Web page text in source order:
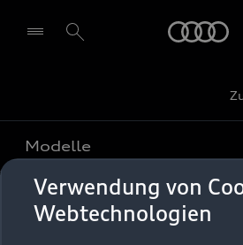
Modelle
Alle Modelle
Kaufen & leasen
Verwendung von
Webtechnologien